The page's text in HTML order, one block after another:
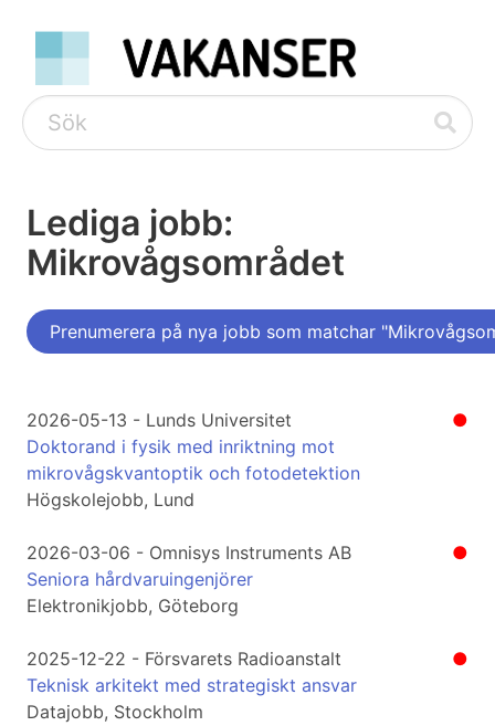
Lediga jobb:
Mikrovågsområdet
Prenumerera på nya jobb som matchar
●
2026-05-13 - Lunds Universitet
Doktorand i fysik med inriktning mot
mikrovågskvantoptik och fotodetektion
Högskolejobb, Lund
●
2026-03-06 - Omnisys Instruments AB
Seniora hårdvaruingenjörer
Elektronikjobb, Göteborg
●
2025-12-22 - Försvarets Radioanstalt
Teknisk arkitekt med strategiskt ansvar
Datajobb, Stockholm